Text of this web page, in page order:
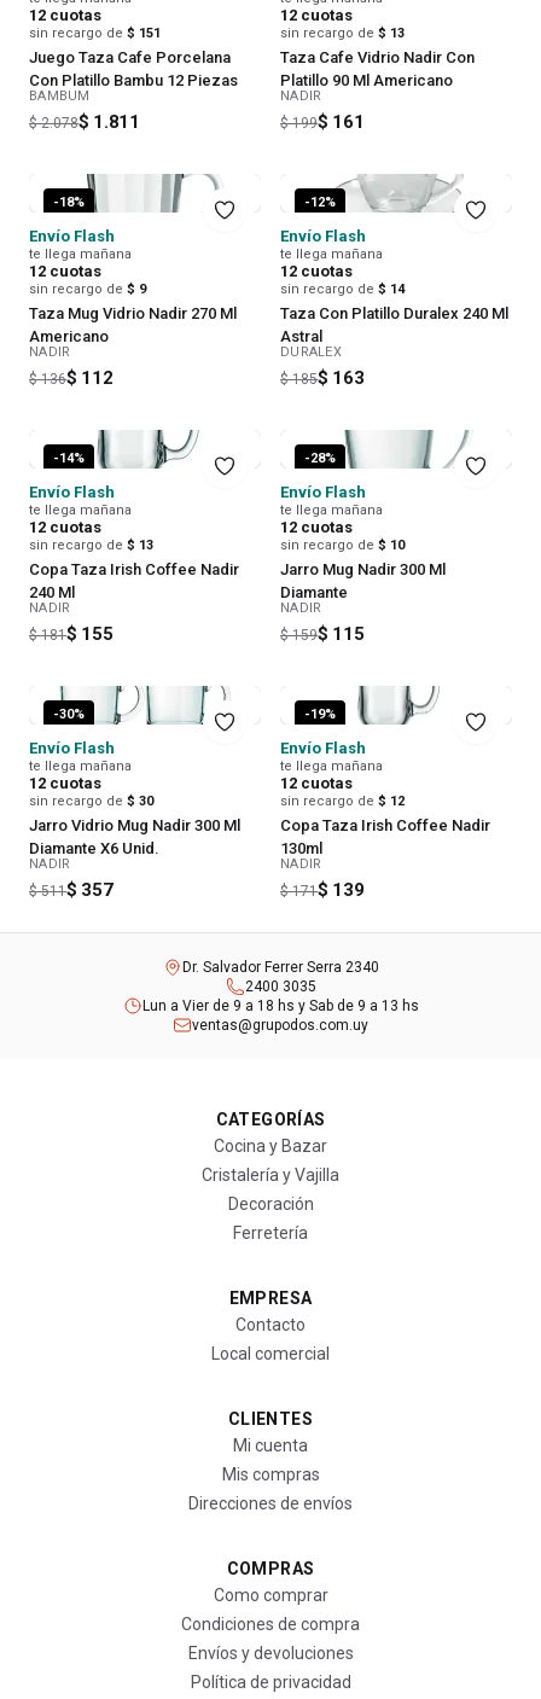
12 cuotas
sin recargo de $ 151
Juego Taza Cafe Porcelana
Con Platillo Bambu 12 Piezas
BAMBUM
$ 2.078$ 1.811
12 cuotas
sin recargo de $ 13
Taza Cafe Vidrio Nadir Con
Platillo 90 Ml Americano
NADIR
$ 199$ 161
-18%
Envío Flash
te llega mañana
12 cuotas
sin recargo de $ 9
Taza Mug Vidrio Nadir 270 Ml
Americano
NADIR
$ 136$ 112
-12%
Envío Flash
te llega mañana
12 cuotas
sin recargo de $ 14
Taza Con Platillo Duralex 240 Ml
Astral
DURALEX
$ 185$ 163
-14%
Envío Flash
te llega mañana
12 cuotas
sin recargo de $ 13
Copa Taza Irish Coffee Nadir
240 Ml
NADIR
$ 181$ 155
-28%
Envío Flash
te llega mañana
12 cuotas
sin recargo de $ 10
Jarro Mug Nadir 300 Ml
Diamante
NADIR
$ 159$ 115
-30%
Envío Flash
te llega mañana
12 cuotas
sin recargo de $ 30
Jarro Vidrio Mug Nadir 300 Ml
Diamante X6 Unid.
NADIR
$ 511$ 357
-19%
Envío Flash
te llega mañana
12 cuotas
sin recargo de $ 12
Copa Taza Irish Coffee Nadir
130ml
NADIR
$ 171$ 139
Dr. Salvador Ferrer Serra 2340
2400 3035
Lun a Vier de 9 a 18 hs y Sab de 9 a 13 hs
ventas@grupodos.com.uy
CATEGORÍAS
Cocina y Bazar
Cristalería y Vajilla
Decoración
Ferretería
EMPRESA
Contacto
Local comercial
CLIENTES
Mi cuenta
Mis compras
Direcciones de envíos
COMPRAS
Como comprar
Condiciones de compra
Envíos y devoluciones
Política de privacidad